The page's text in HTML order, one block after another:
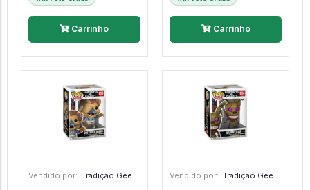
Carrinho Carrinho
Vendido por: Tradição Geek - RS Vendido por: Tradição Geek - RS